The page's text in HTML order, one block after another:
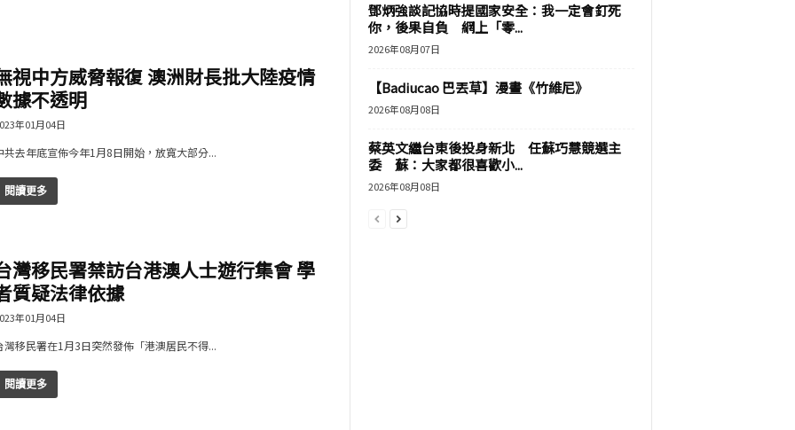
視中方威脅報復 澳洲財長批大陸疫情
據不透明
年01月04日
共去年底宣佈今年1月8日開始，放寬大部分...
閱讀更多
灣移民署禁訪台港澳人士遊行集會 學
質疑法律依據
年01月04日
灣移民署在1月3日突然發佈「港澳居民不得...
閱讀更多
鄧炳強談記協時提國家安全：我一定會釘死
你，後果自負 網上「零...
2026年08月07日
【Badiucao 巴丟草】漫畫《竹維尼》
2026年08月08日
蔡英文繼台東後投身新北 任蘇巧慧競選主
委 蘇：大家都很喜歡小...
2026年08月08日